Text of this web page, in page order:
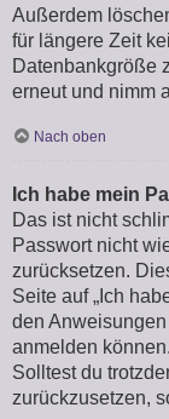
Außerdem
für längere Zeit
Datenbankgröße
erneut und nimm
Nach oben
Ich habe mein
Das ist nicht
Passwort nicht
zurücksetzen.
Seite auf „Ich
den
anmelden können.
Solltest du
zurückzusetzen,